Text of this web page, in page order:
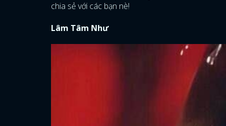
chia sẻ với các bạn nè!
Lâm Tâm Như